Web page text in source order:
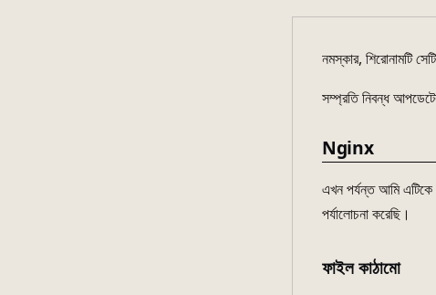
নমস্কার, শিরোনামটি
সম্প্রতি নিবন্ধ
Nginx
এখন পর্যন্ত আমি এটিকে
পর্যালোচনা করেছি।
ফাইল কাঠামো